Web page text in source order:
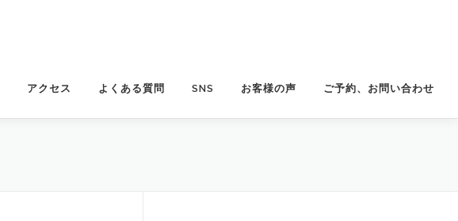
アクセス よくある質問 SNS お客様の声 ご予約、お問い合わせ